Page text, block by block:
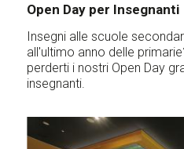
Open Day per Insegnanti
Insegni alle scuole
all'ultimo anno delle
perderti i nostri Open Day
insegnanti.